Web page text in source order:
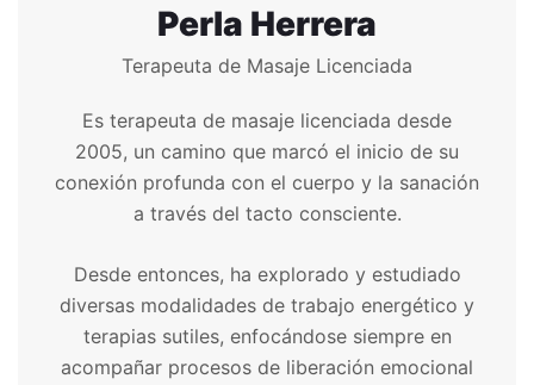
Perla Herrera
Terapeuta de Masaje Licenciada
Es terapeuta de masaje licenciada desde
2005, un camino que marcó el inicio de su
conexión profunda con el cuerpo y la sanación
a través del tacto consciente.
Desde entonces, ha explorado y estudiado
diversas modalidades de trabajo energético y
terapias sutiles, enfocándose siempre en
acompañar procesos de liberación emocional